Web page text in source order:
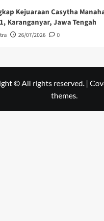
Kejuaraan Casytha
Karanganyar, Jawa Tengah
26/07/2026 0
© All rights reserved. |
themes.